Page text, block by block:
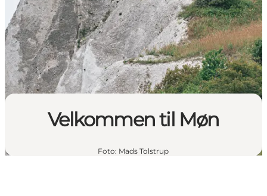
Velkommen til Møn
Foto: Mads Tolstrup